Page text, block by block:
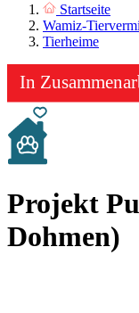
Startseite
Wamiz-
Tierheime
Projekt
Dohmen)